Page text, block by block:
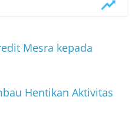
Mesra kepada
Hentikan Aktivitas